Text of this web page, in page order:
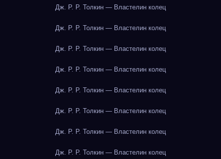
Дж. Р. Р. Толкин — Властелин колец
Дж. Р. Р. Толкин — Властелин колец
Дж. Р. Р. Толкин — Властелин колец
Дж. Р. Р. Толкин — Властелин колец
Дж. Р. Р. Толкин — Властелин колец
Дж. Р. Р. Толкин — Властелин колец
Дж. Р. Р. Толкин — Властелин колец
Дж. Р. Р. Толкин — Властелин колец